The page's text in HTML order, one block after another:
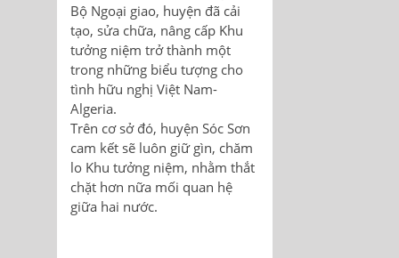
Bộ Ngoại giao, huyện đã cải
tạo, sửa chữa, nâng cấp Khu
tưởng niệm trở thành một
trong những biểu tượng cho
tình hữu nghị Việt Nam-
Algeria.
Trên cơ sở đó, huyện Sóc Sơn
cam kết sẽ luôn giữ gìn, chăm
lo Khu tưởng niệm, nhằm thắt
chặt hơn nữa mối quan hệ
giữa hai nước.